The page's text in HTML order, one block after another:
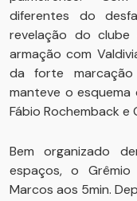
diferentes do
revelação do
armação com
da forte
manteve o
Fábio Rochemback e
Bem organizado
espaços, o
Marcos aos 5min.